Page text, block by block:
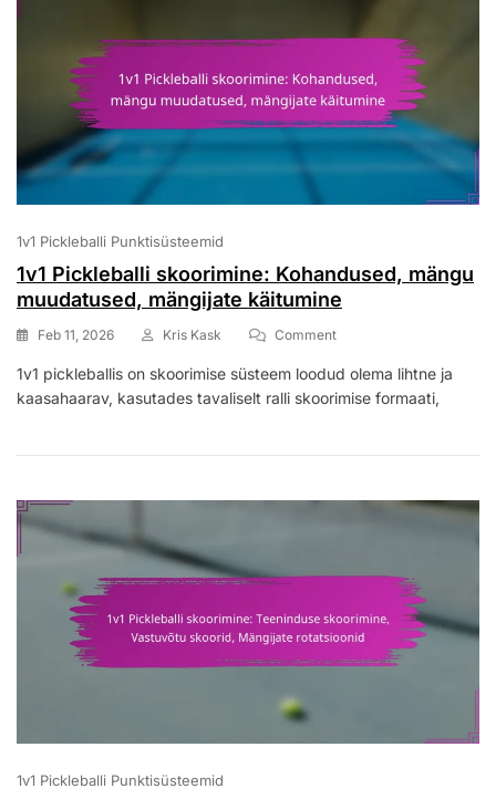
1v1 Pickleballi Punktisüsteemid
1v1 Pickleballi skoorimine: Kohandused, mängu
muudatused, mängijate käitumine
Feb 11, 2026 Kris Kask CommentOn
Pickleballi
Skoorimine:
Muudatused,
Käitumine
1v1 pickleballis on skoorimise süsteem loodud olema lihtne ja
kaasahaarav, kasutades tavaliselt ralli skoorimise formaati,
1v1 Pickleballi Punktisüsteemid